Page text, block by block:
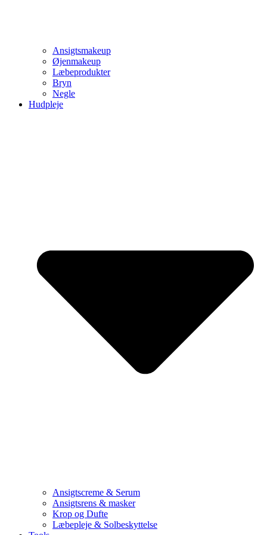
Ansigtsmakeup
Øjenmakeup
Læbeprodukter
Bryn
Negle
Hudpleje
Ansigtscreme & Serum
Ansigtsrens & masker
Krop og Dufte
Læbepleje & Solbeskyttelse